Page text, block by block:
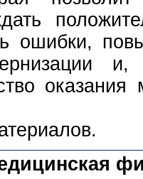
ошибки,